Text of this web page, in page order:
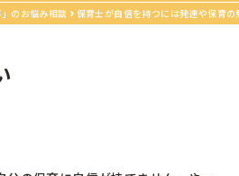
」のお悩み相談 保育士が自信を持つには発達や保育